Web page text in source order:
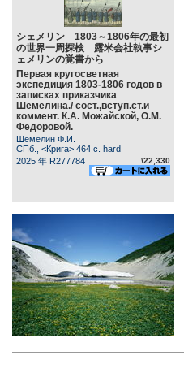
シェメリン 1803～1806年の最初
の世界一周探検 露米会社執事シ
ェメリンの覚書から
Первая кругосветная
экспедиция 1803-1806 годов в
записках приказчика
Шемелина./ сост.,вступ.ст.и
коммент. К.А. Можайской, О.М.
Федоровой.
Шемелин Ф.И.
СПб., <Крига> 464 c. hard
2025 年 R277784
\22,330